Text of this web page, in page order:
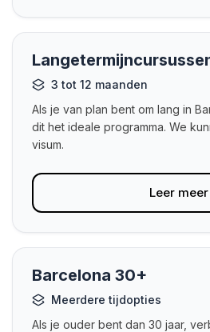
3 tot 12 maanden
Als je van plan bent om lang in
dit het ideale programma. We
visum.
Leer meer
Barcelona 30+
Meerdere tijdopties
Als je ouder bent dan 30 jaar,